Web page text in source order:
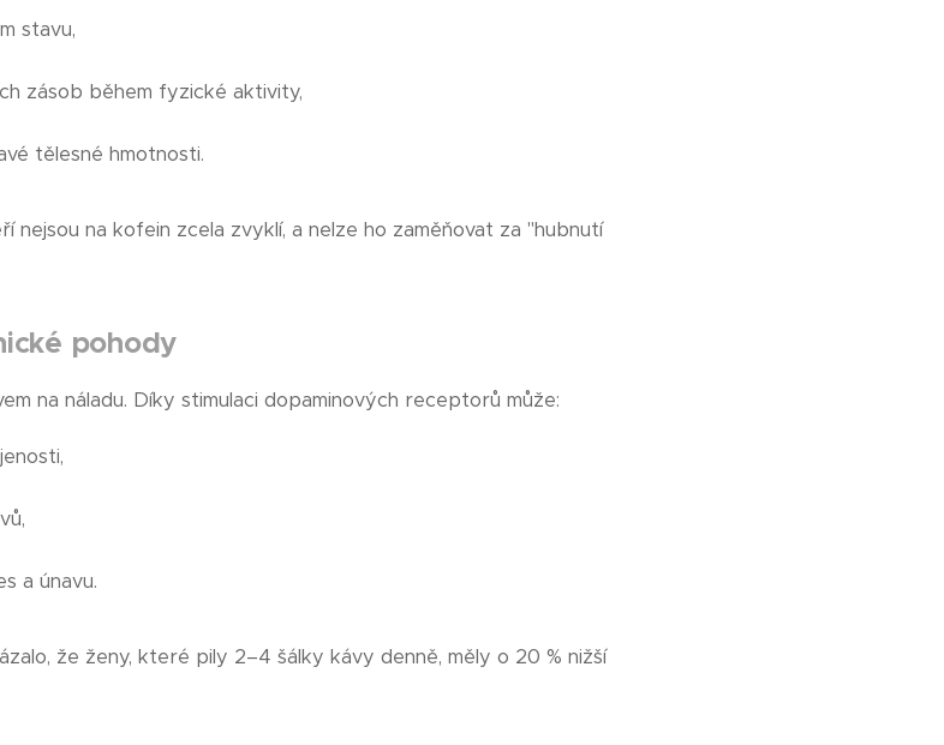
stavu,
zásob během fyzické aktivity,
tělesné hmotnosti.
nejsou na kofein zcela zvyklí, a nelze ho zaměňovat za "hubnutí
pohody
na náladu. Díky stimulaci dopaminových receptorů může:
a únavu.
že ženy, které pily 2–4 šálky kávy denně, měly o 20 % nižší